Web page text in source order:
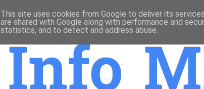
This site uses cookies from Google to deliver its
are shared with Google along with performance and
statistics, and to detect and address abuse.